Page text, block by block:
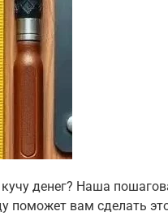
денег? Наша
поможет вам сделать